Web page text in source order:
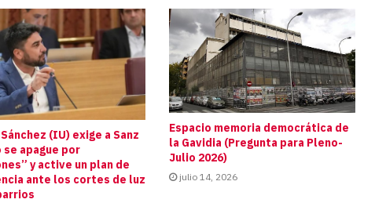
(IU) exige a Sanz
se apague por
y active un plan de
ante los cortes de luz
Espacio memoria democrática de
la Gavidia (Pregunta para Pleno-
Julio 2026)
julio 14, 2026